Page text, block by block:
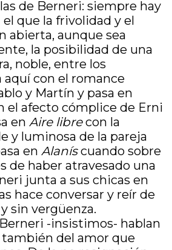
de Berneri: siempre hay
que la frivolidad y el
abierta, aunque sea
la posibilidad de una
noble, entre los
aquí con el romance
y Martín y pasa en
el afecto cómplice de Erni
enAire librecon la
y luminosa de la pareja
enAlaníscuando sobre
de haber atravesado una
junta a sus chicas en
hace conversar y reír de
sin vergüenza.
-insistimos- hablan
del amor que